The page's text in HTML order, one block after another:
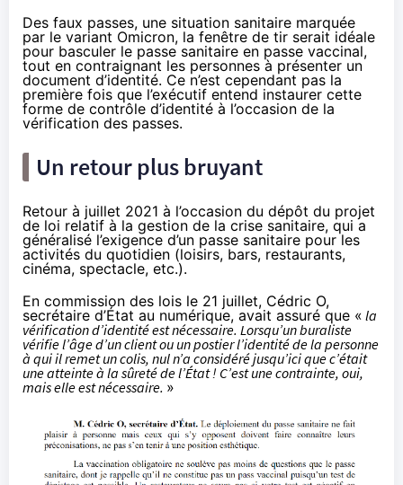
Des faux passes, une situation sanitaire marquée
par le variant Omicron, la fenêtre de tir serait idéale
pour basculer le passe sanitaire en passe vaccinal,
tout en contraignant les personnes à présenter un
document d’identité. Ce n’est cependant pas la
première fois que l’exécutif entend instaurer cette
forme de contrôle d’identité à l’occasion de la
vérification des passes.
Un retour plus bruyant
Retour à juillet 2021 à l’occasion du dépôt du projet
de loi relatif à la gestion de la crise sanitaire, qui a
généralisé l’exigence d’un passe sanitaire pour les
activités du quotidien (loisirs, bars, restaurants,
cinéma, spectacle, etc.).
En commission des lois le 21 juillet, Cédric O,
secrétaire d’État au numérique, avait assuré que « la
vérification d’identité est nécessaire. Lorsqu’un buraliste
vérifie l’âge d’un client ou un postier l’identité de la personne
à qui il remet un colis, nul n’a considéré jusqu’ici que c’était
une atteinte à la sûreté de l’État ! C’est une contrainte, oui,
mais elle est nécessaire. »